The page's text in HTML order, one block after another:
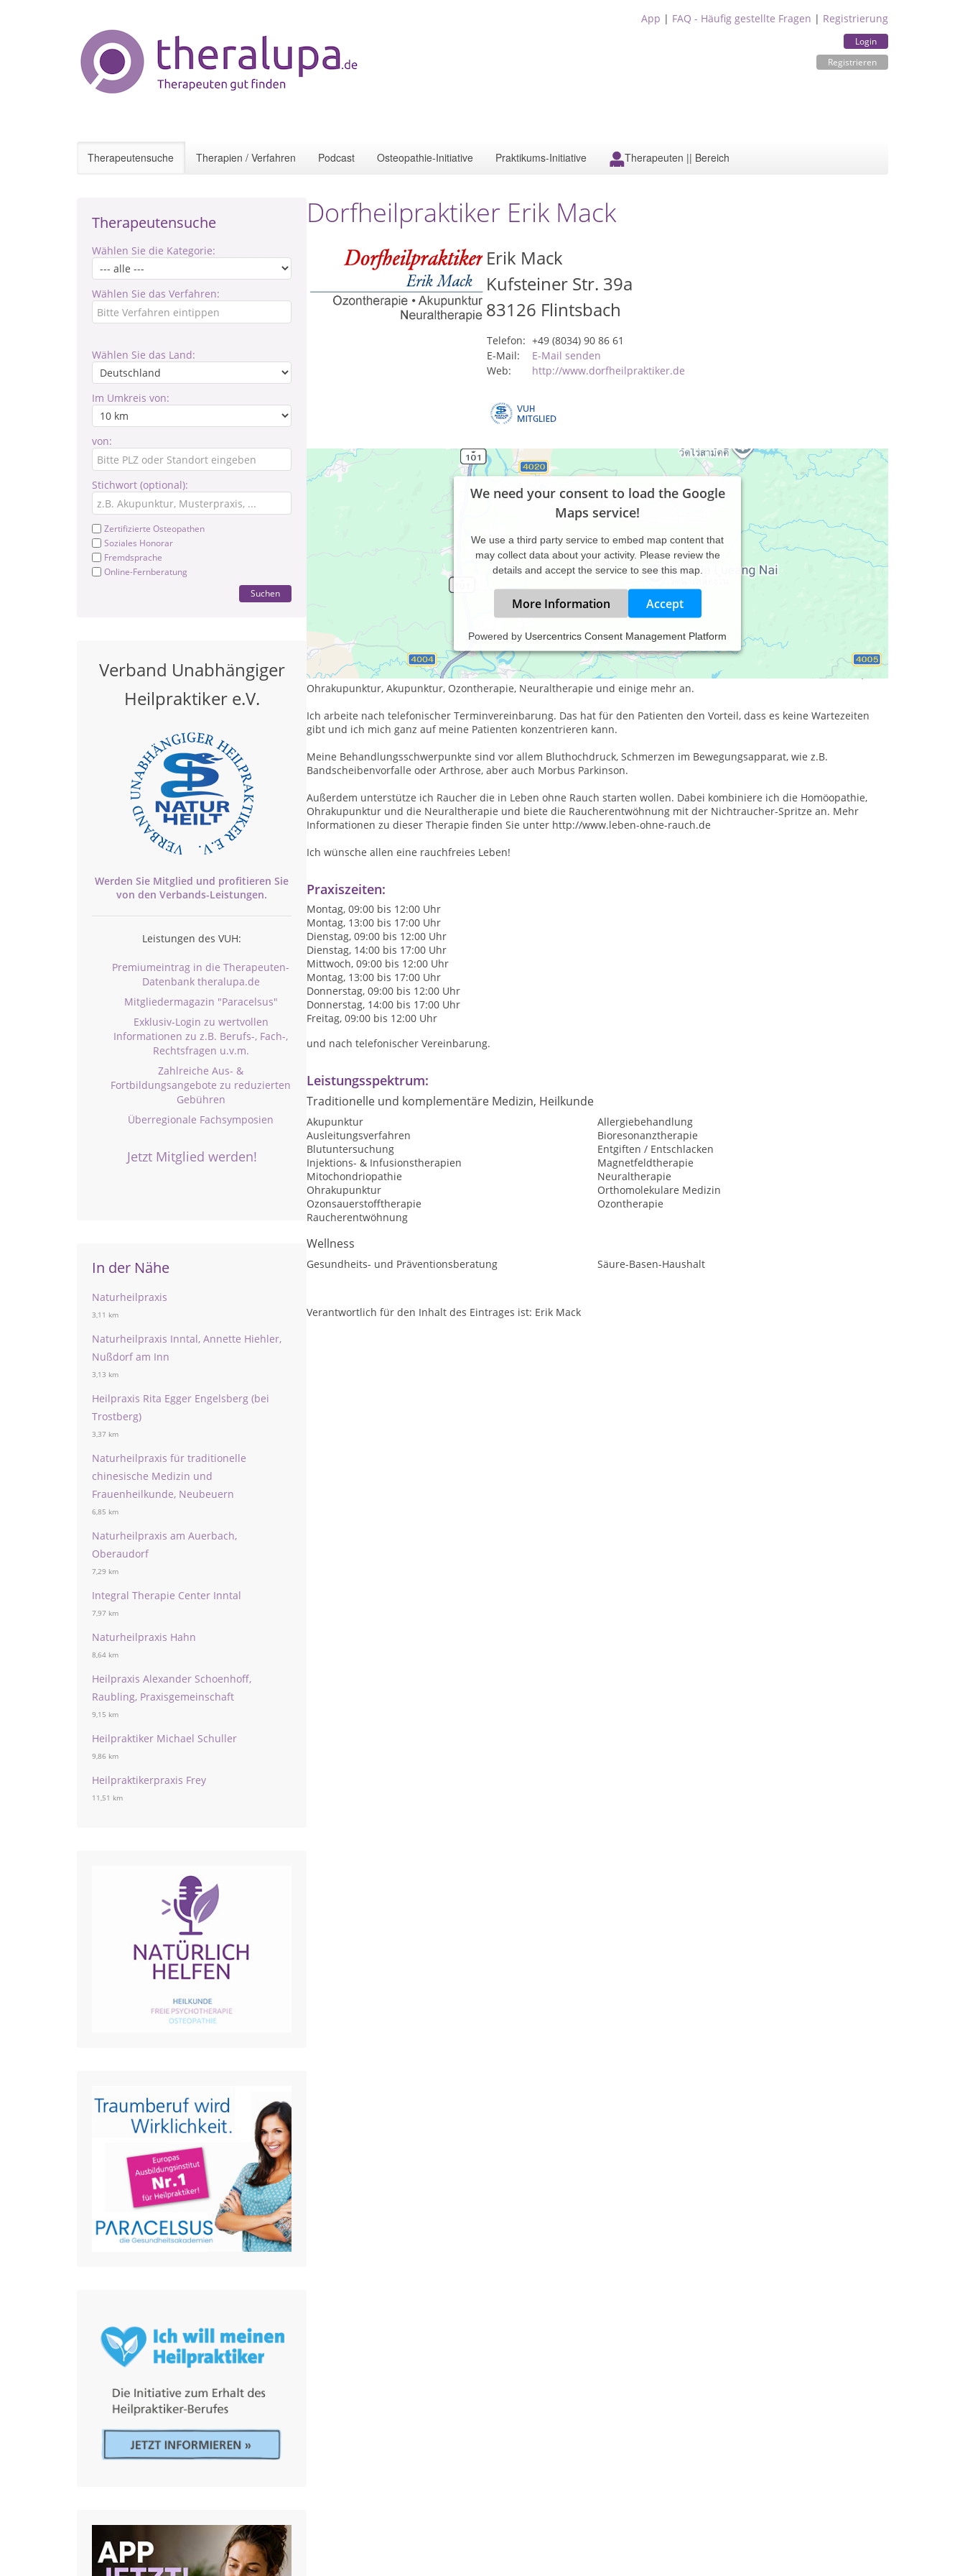
App | FAQ - Häufig gestellte Fragen | Registrierung
Login
Registrieren
Therapeutensuche Therapien / Verfahren Podcast Osteopathie-Initiative Praktikums-Initiative Therapeuten || Bereich
Therapeutensuche
Wählen Sie die Kategorie:
Wählen Sie das Verfahren:
Wählen Sie das Land:
Im Umkreis von:
von:
Stichwort (optional):
Zertifizierte Osteopathen
Soziales Honorar
Fremdsprache
Online-Fernberatung
Suchen
Verband Unabhängiger
Heilpraktiker e.V.
Werden Sie Mitglied und profitieren Sie
von den Verbands-Leistungen.
Leistungen des VUH:
Premiumeintrag in die Therapeuten-
Datenbank theralupa.de
Mitgliedermagazin "Paracelsus"
Exklusiv-Login zu wertvollen
Informationen zu z.B. Berufs-, Fach-,
Rechtsfragen u.v.m.
Zahlreiche Aus- &
Fortbildungsangebote zu reduzierten
Gebühren
Überregionale Fachsymposien
Jetzt Mitglied werden!
In der Nähe
Naturheilpraxis
3,11 km
Naturheilpraxis Inntal, Annette Hiehler,
Nußdorf am Inn
3,13 km
Heilpraxis Rita Egger Engelsberg (bei
Trostberg)
3,37 km
Naturheilpraxis für traditionelle
chinesische Medizin und
Frauenheilkunde, Neubeuern
6,85 km
Naturheilpraxis am Auerbach,
Oberaudorf
7,29 km
Integral Therapie Center Inntal
7,97 km
Naturheilpraxis Hahn
8,64 km
Heilpraxis Alexander Schoenhoff,
Raubling, Praxisgemeinschaft
9,15 km
Heilpraktiker Michael Schuller
9,86 km
Heilpraktikerpraxis Frey
11,51 km
Dorfheilpraktiker Erik Mack
Erik Mack
Kufsteiner Str. 39a
83126 Flintsbach
Telefon: +49 (8034) 90 86 61
E-Mail:
E-Mail senden
Web:
http://www.dorfheilpraktiker.de
We need your consent to load the Google
Maps service!
We use a third party service to embed map content that
may collect data about your activity. Please review the
details and accept the service to see this map.
More Information Accept
Powered by Usercentrics Consent Management Platform
Ich bin Heilpraktiker aus Leidenschaft und habe meine Praxis im oberbayrischen Flintsbach, etwa 80 km von München
und 20 km von Kufstein im idyllischen Inntal.
Ich unterstütze meine Patienten sich selbst zu heilen. Dafür wende ich verschiedene naturheilkundliche Verfahren, wie
Ohrakupunktur, Akupunktur, Ozontherapie, Neuraltherapie und einige mehr an.
Ich arbeite nach telefonischer Terminvereinbarung. Das hat für den Patienten den Vorteil, dass es keine Wartezeiten
gibt und ich mich ganz auf meine Patienten konzentrieren kann.
Meine Behandlungsschwerpunkte sind vor allem Bluthochdruck, Schmerzen im Bewegungsapparat, wie z.B.
Bandscheibenvorfalle oder Arthrose, aber auch Morbus Parkinson.
Außerdem unterstütze ich Raucher die in Leben ohne Rauch starten wollen. Dabei kombiniere ich die Homöopathie,
Ohrakupunktur und die Neuraltherapie und biete die Raucherentwöhnung mit der Nichtraucher-Spritze an. Mehr
Informationen zu dieser Therapie finden Sie unter http://www.leben-ohne-rauch.de
Ich wünsche allen eine rauchfreies Leben!
Praxiszeiten:
Montag, 09:00 bis 12:00 Uhr
Montag, 13:00 bis 17:00 Uhr
Dienstag, 09:00 bis 12:00 Uhr
Dienstag, 14:00 bis 17:00 Uhr
Mittwoch, 09:00 bis 12:00 Uhr
Montag, 13:00 bis 17:00 Uhr
Donnerstag, 09:00 bis 12:00 Uhr
Donnerstag, 14:00 bis 17:00 Uhr
Freitag, 09:00 bis 12:00 Uhr
und nach telefonischer Vereinbarung.
Leistungsspektrum:
Traditionelle und komplementäre Medizin, Heilkunde
Akupunktur
Allergiebehandlung
Ausleitungsverfahren
Bioresonanztherapie
Blutuntersuchung
Entgiften / Entschlacken
Injektions- & Infusionstherapien
Magnetfeldtherapie
Mitochondriopathie
Neuraltherapie
Ohrakupunktur
Orthomolekulare Medizin
Ozonsauerstofftherapie
Ozontherapie
Raucherentwöhnung
Wellness
Gesundheits- und Präventionsberatung Säure-Basen-Haushalt
Verantwortlich für den Inhalt des Eintrages ist: Erik Mack